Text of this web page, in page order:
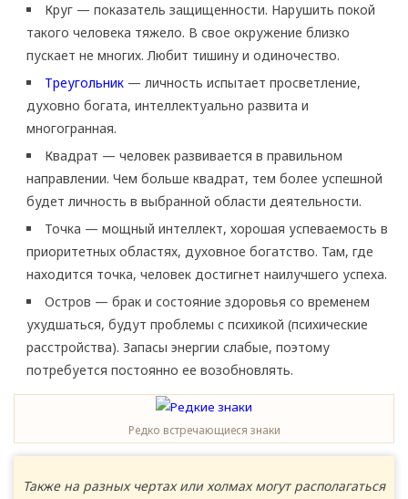
Круг — показатель защищенности. Нарушить покой
такого человека тяжело. В свое окружение близко
пускает не многих. Любит тишину и одиночество.
Треугольник — личность испытает просветление,
духовно богата, интеллектуально развита и
многогранная.
Квадрат — человек развивается в правильном
направлении. Чем больше квадрат, тем более успешной
будет личность в выбранной области деятельности.
Точка — мощный интеллект, хорошая успеваемость в
приоритетных областях, духовное богатство. Там, где
находится точка, человек достигнет наилучшего успеха.
Остров — брак и состояние здоровья со временем
ухудшаться, будут проблемы с психикой (психические
расстройства). Запасы энергии слабые, поэтому
потребуется постоянно ее возобновлять.
Редко встречающиеся знаки
Также на разных чертах или холмах могут располагаться